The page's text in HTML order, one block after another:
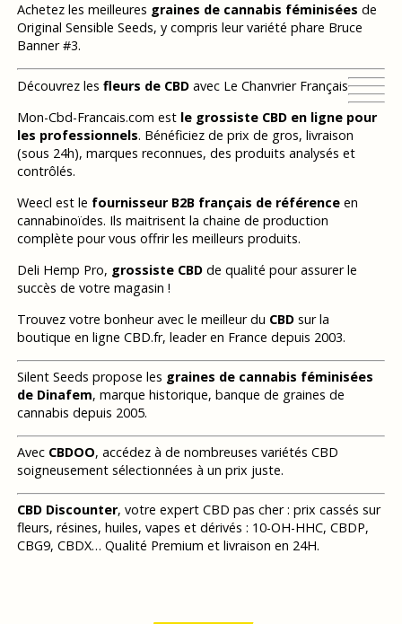
Achetez les meilleures graines de cannabis féminisées de
Original Sensible Seeds, y compris leur variété phare Bruce
Banner #3.
Découvrez les fleurs de CBDavec Le Chanvrier Français
Mon-Cbd-Francais.com est le grossiste CBD en ligne pour
les professionnels. Bénéficiez de prix de gros, livraison
(sous 24h), marques reconnues, des produits analysés et
contrôlés.
Weecl est le fournisseur B2B français de référenceen
cannabinoïdes. Ils maitrisent la chaine de production
complète pour vous offrir les meilleurs produits.
Deli Hemp Pro, grossiste CBDde qualité pour assurer le
succès de votre magasin !
Trouvez votre bonheur avec le meilleur du CBDsur la
boutique en ligne CBD.fr, leader en France depuis 2003.
Silent Seeds propose les graines de cannabis féminisées
de Dinafem, marque historique, banque de graines de
cannabis depuis 2005.
Avec CBDOO, accédez à de nombreuses variétés CBD
soigneusement sélectionnées à un prix juste.
CBD Discounter, votre expert CBD pas cher : prix cassés sur
fleurs, résines, huiles, vapes et dérivés : 10-OH-HHC, CBDP,
CBG9, CBDX… Qualité Premium et livraison en 24H.